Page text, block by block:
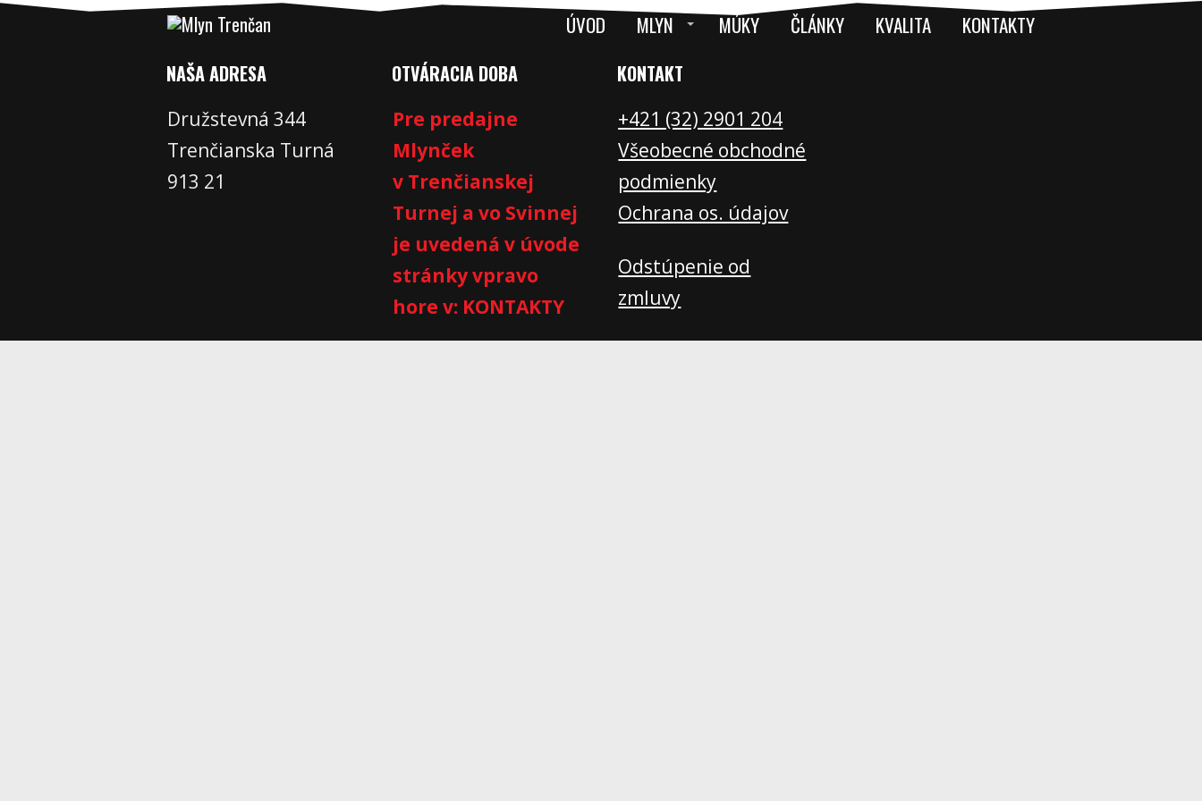
ÚVOD MLYN MÚKY ČLÁNKY KVALITA KONTAKTY
NAŠA ADRESA
Družstevná 344
Trenčianska Turná
913 21
OTVÁRACIA DOBA
Pre predajne
Mlynček
v Trenčianskej
Turnej a vo Svinnej
je uvedená v úvode
stránky vpravo
hore v: KONTAKTY
KONTAKT
+421 (32) 2901 204
Všeobecné obchodné
podmienky
Ochrana os. údajov
Odstúpenie od
zmluvy